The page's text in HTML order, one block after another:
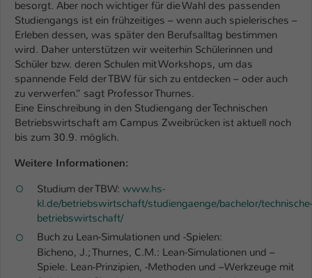
besorgt. Aber noch wichtiger für die Wahl des passenden
Studiengangs ist ein frühzeitiges – wenn auch spielerisches –
Erleben dessen, was später den Berufsalltag bestimmen
wird. Daher unterstützen wir weiterhin Schülerinnen und
Schüler bzw. deren Schulen mit Workshops, um das
spannende Feld der TBW für sich zu entdecken – oder auch
zu verwerfen.“ sagt Professor Thurnes.
Eine Einschreibung in den Studiengang der Technischen
Betriebswirtschaft am Campus Zweibrücken ist aktuell noch
bis zum 30.9. möglich.
Weitere Informationen:
Studium der TBW: www.hs-
kl.de/betriebswirtschaft/studiengaenge/bachelor/technische-
betriebswirtschaft/
Buch zu Lean-Simulationen und -Spielen:
Bicheno, J.; Thurnes, C.M.: Lean-Simulationen und –
Spiele. Lean-Prinzipien, -Methoden und –Werkzeuge mit